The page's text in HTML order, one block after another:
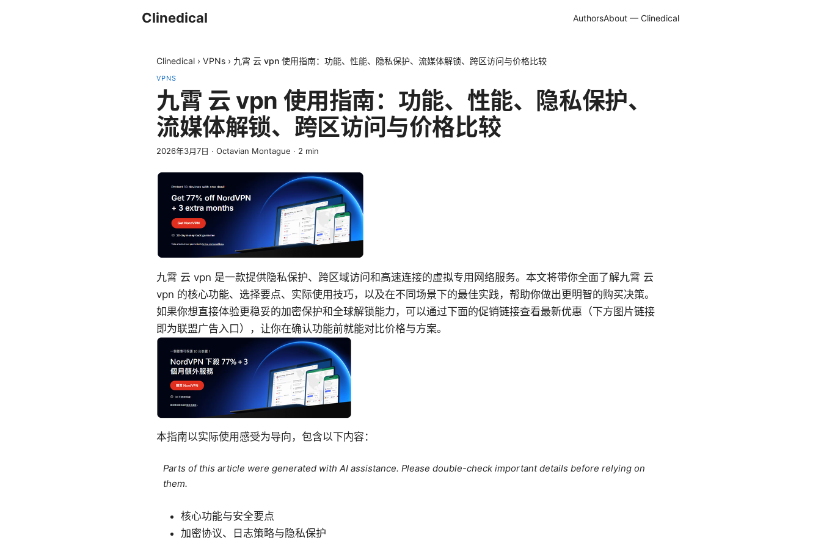
Clinedical AuthorsAbout — Clinedical
Clinedical › VPNs › 九霄 云 vpn 使用指南：功能、性能、隐私保护、流媒体解锁、跨区访问与价格比较
VPNS
九霄 云 vpn 使用指南：功能、性能、隐私保护、
流媒体解锁、跨区访问与价格比较
2026年3月7日 · Octavian Montague · 2 min
九霄 云 vpn 是一款提供隐私保护、跨区域访问和高速连接的虚拟专用网络服务。本文将带你全面了解九霄 云
vpn 的核心功能、选择要点、实际使用技巧，以及在不同场景下的最佳实践，帮助你做出更明智的购买决策。
如果你想直接体验更稳妥的加密保护和全球解锁能力，可以通过下面的促销链接查看最新优惠（下方图片链接
即为联盟广告入口），让你在确认功能前就能对比价格与方案。
本指南以实际使用感受为导向，包含以下内容：
Parts of this article were generated with AI assistance. Please double-check important details before relying on
them.
核心功能与安全要点
加密协议、日志策略与隐私保护